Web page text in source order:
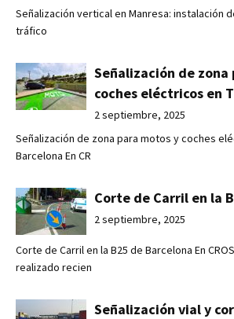
Señalización vertical en Manresa: instalación
tráfico
Señalización de zona
coches eléctricos en
2 septiembre, 2025
Señalización de zona para motos y coches
Barcelona En CR
Corte de Carril en la
2 septiembre, 2025
Corte de Carril en la B25 de Barcelona En
realizado recien
Señalización vial y